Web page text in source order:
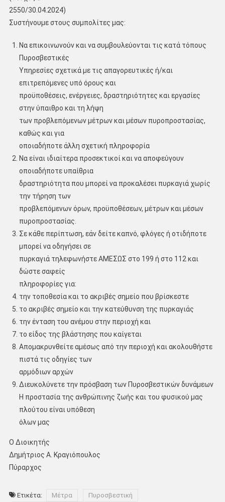
2550/30.04.2024)
Συστήνουμε στους συμπολίτες μας:
Να επικοινωνούν και να συμβουλεύονται τις κατά τόπους
Πυροσβεστικές
Υπηρεσίες σχετικά με τις απαγορευτικές ή/και
επιτρεπόμενες υπό όρους και
προϋποθέσεις, ενέργειες, δραστηριότητες και εργασίες
στην ύπαιθρο και τη λήψη
των προβλεπόμενων μέτρων και μέσων πυροπροστασίας,
καθώς και για
οποιαδήποτε άλλη σχετική πληροφορία
Να είναι ιδιαίτερα προσεκτικοί και να αποφεύγουν
οποιαδήποτε υπαίθρια
δραστηριότητα που μπορεί να προκαλέσει πυρκαγιά χωρίς
την τήρηση των
προβλεπόμενων όρων, προϋποθέσεων, μέτρων και μέσων
πυροπροστασίας.
Σε κάθε περίπτωση, εάν δείτε καπνό, φλόγες ή οτιδήποτε
μπορεί να οδηγήσει σε
πυρκαγιά τηλεφωνήστε ΑΜΕΣΩΣ στο 199 ή στο 112 και
δώστε σαφείς
πληροφορίες για:
την τοποθεσία και το ακριβές σημείο που βρίσκεστε
το ακριβές σημείο και την κατεύθυνση της πυρκαγιάς
την ένταση του ανέμου στην περιοχή και
το είδος της βλάστησης που καίγεται
Απομακρυνθείτε αμέσως από την περιοχή και ακολουθήστε
πιστά τις οδηγίες των
αρμόδιων αρχών
Διευκολύνετε την πρόσβαση των Πυροσβεστικών δυνάμεων
Η προστασία της ανθρώπινης ζωής και του φυσικού μας
πλούτου είναι υπόθεση
όλων μας
Ο Διοικητής
Δημήτριος Α. Κραγιόπουλος
Πύραρχος
Ετικέτα: Μέτρα
Πυροσβεστική